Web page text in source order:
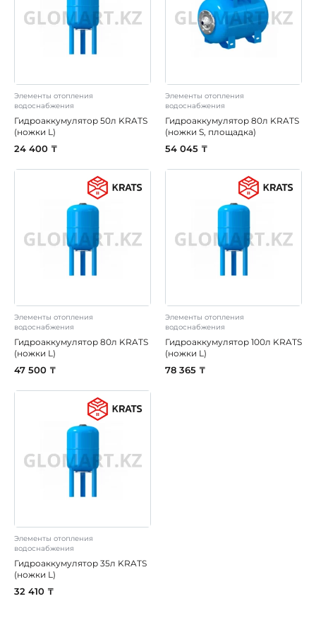
Элементы отопления
водоснабжения
Гидроаккумулятор 50л KRATS
(ножки L)
24 400 ₸
Элементы отопления
водоснабжения
Гидроаккумулятор 80л KRATS
(ножки S, площадка)
54 045 ₸
Элементы отопления
водоснабжения
Гидроаккумулятор 80л KRATS
(ножки L)
47 500 ₸
Элементы отопления
водоснабжения
Гидроаккумулятор 100л KRATS
(ножки L)
78 365 ₸
Элементы отопления
водоснабжения
Гидроаккумулятор 35л KRATS
(ножки L)
32 410 ₸